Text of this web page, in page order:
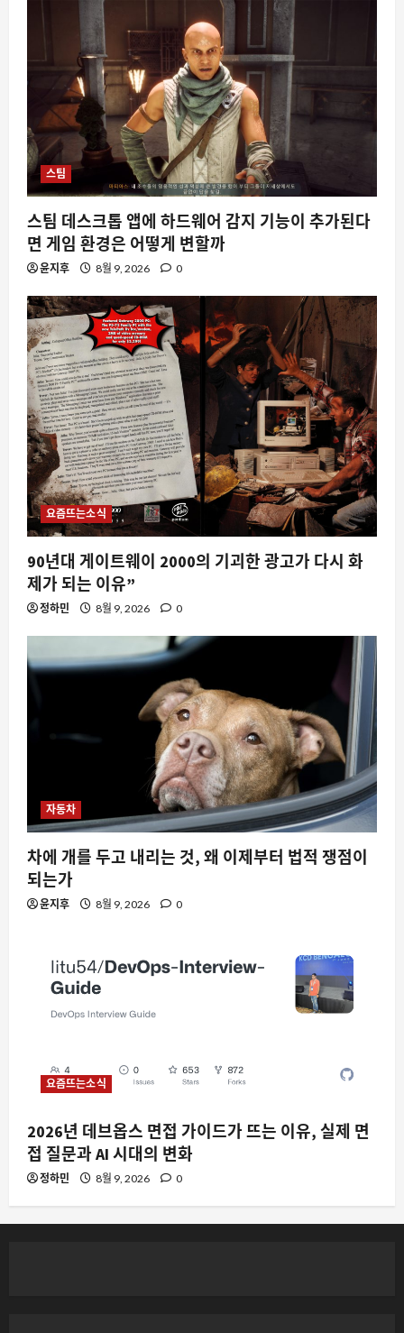
스팀
스팀 데스크톱 앱에 하드웨어 감지 기능이 추가된다
면 게임 환경은 어떻게 변할까
윤지후 8월 9, 2026 0
요즘뜨는소식
90년대 게이트웨이 2000의 기괴한 광고가 다시 화
제가 되는 이유”
정하민 8월 9, 2026 0
자동차
차에 개를 두고 내리는 것, 왜 이제부터 법적 쟁점이
되는가
윤지후 8월 9, 2026 0
요즘뜨는소식
2026년 데브옵스 면접 가이드가 뜨는 이유, 실제 면
접 질문과 AI 시대의 변화
정하민 8월 9, 2026 0